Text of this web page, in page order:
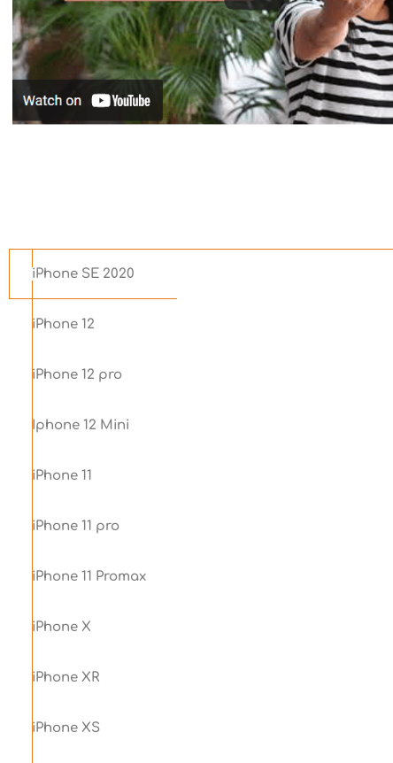
iPhone SE 2020
iPhone 12
iPhone 12 pro
Iphone 12 Mini
iPhone 11
iPhone 11 pro
iPhone 11 Promax
iPhone X
iPhone XR
iPhone XS